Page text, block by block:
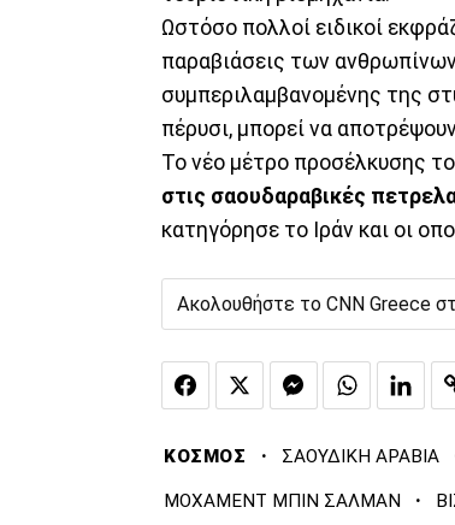
Ωστόσο πολλοί ειδικοί
παραβιάσεις των
συμπεριλαμβανομένης της
πέρυσι, μπορεί να
Το νέο μέτρο προσέλκυσης
στις σαουδαραβικές
κατηγόρησε το Ιράν και οι
Ακολουθήστε το CNN Greece
ΚΟΣΜΟΣ · ΣΑΟΥΔΙΚΗ ΑΡΑΒΙΑ
ΜΟΧΑΜΕΝΤ ΜΠΙΝ ΣΑΛΜΑΝ ·